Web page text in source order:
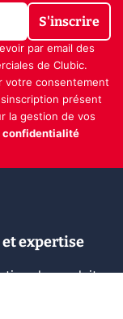
S'inscrire
par email des
de Clubic.
votre consentement
présent
la gestion de vos
confidentialité
expertise
de produits